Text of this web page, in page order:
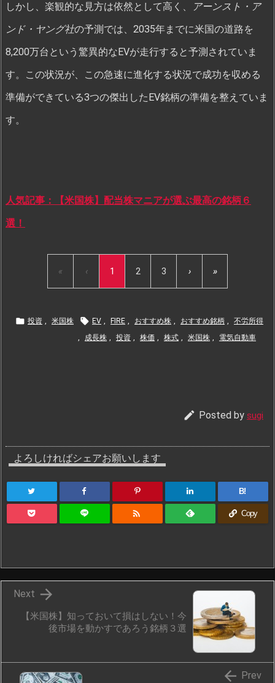
しかし、楽観的な見方は依然として高く、
アーンスト・ア
ンド・ヤング社の予測では、2035年までに米国の道路を
8,200万台という驚異的なEVが走行すると予測されていま
す。この状況が、この急速に進化する状況で成功を収める
準備ができている3つの傑出したEV銘柄の準備を整えていま
す。
人気記事：【米国株】配当株マニアが選ぶ最高の銘柄６
選！
« ‹ 1 2 3 › »
 投資 , 米国株  EV , FIRE , おすすめ株 , おすすめ銘柄 ,
不労所得
,
成長株 , 投資 , 株価 , 株式 , 米国株 , 電気自動車
 Posted by sugi
よろしければシェアお願いします
B!
 Copy
【米国株】知っておいて損はしない！今
後市場を動かすであろう銘柄３選

Next
 Prev